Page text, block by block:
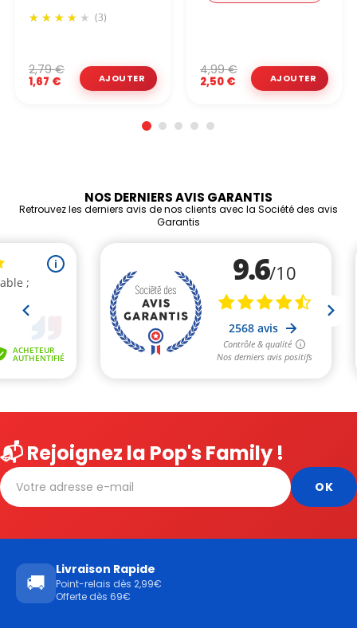
(3)
1,67 €
2,79 €
2,50 €
4,99 €
NOS DERNIERS AVIS GARANTIS
Retrouvez les derniers avis de nos clients avec la Société des avis
Garantis
📬 Rejoignez la Pop's Family !
🚚
Livraison Rapide
Point-relais dès 2,99€
Offerte dès 69€